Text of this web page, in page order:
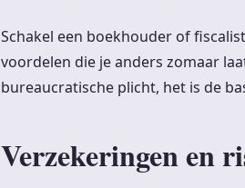
Schakel een boekhouder of
voordelen die je anders zomaar
bureaucratische plicht, het is de
Verzekeringen en